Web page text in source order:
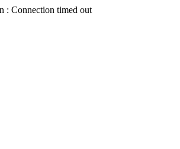
: Connection timed out